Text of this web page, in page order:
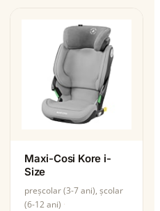
Maxi-Cosi Kore i-
Size
preșcolar (3-7 ani), școlar
(6-12 ani)